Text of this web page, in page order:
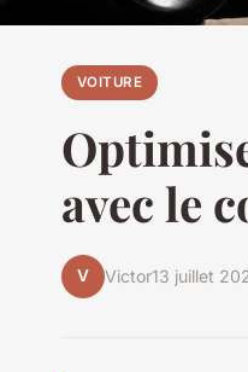
VOITURE
avec le
V Victor13 juillet